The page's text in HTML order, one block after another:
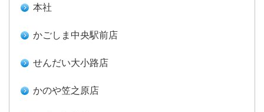
本社
かごしま中央駅前店
せんだい大小路店
かのや笠之原店